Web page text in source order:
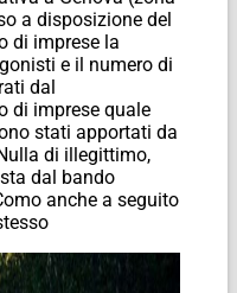
a disposizione del
di imprese la
e il numero di
dal
di imprese quale
stati apportati da
di illegittimo,
dal bando
anche a seguito